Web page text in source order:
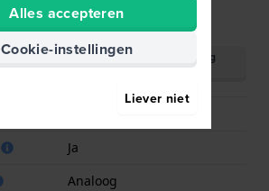
3540.D(Bekijk specificaties
Download handleiding
(English)
Ja
Analoog
Alles accepteren
Cookie-instellingen
Liever niet